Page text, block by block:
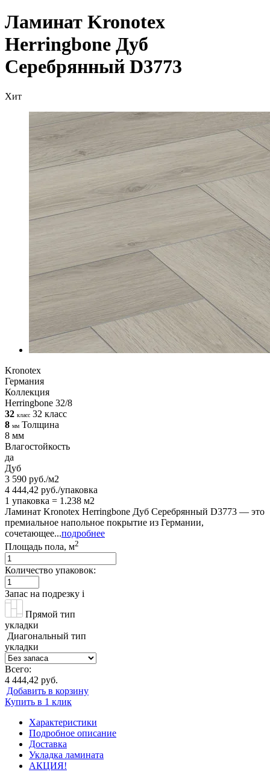
Ламинат Kronotex
Herringbone Дуб
Серебрянный D3773
Хит
Kronotex
Германия
Коллекция
Herringbone 32/8
32 класс 32 класс
8 мм Толщина
8 мм
Влагостойкость
да
Дуб
3 590 руб./м2
4 444,42 руб./упаковка
1 упаковка = 1.238 м2
Ламинат Kronotex Herringbone Дуб Серебрянный D3773 — это
премиальное напольное покрытие из Германии,
сочетающее...подробнее
Площадь пола, м2
Количество упаковок:
Запас на подрезку i
Прямой тип
укладки
Диагональный тип
укладки
Всего:
4 444,42 руб.
Добавить в корзину
Купить в 1 клик
Характеристики
Подробное описание
Доставка
Укладка ламината
АКЦИЯ!